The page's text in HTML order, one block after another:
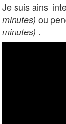
Je suis ainsi
minutes) ou
minutes) :